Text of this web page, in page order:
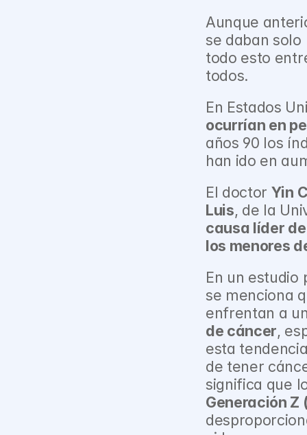
Aunque
se daban
todo esto
todos.
En Estados
ocurrían en
años 90 los
han ido en
El doctor Yin
Luis, de la
causa líder
los menores
En un
se menciona
enfrentan a
de cáncer,
esta
de tener
significa que
Generación Z